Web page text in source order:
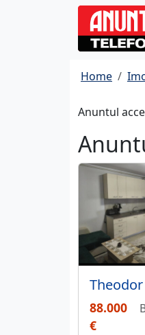
Home
Anuntul
88.000
€